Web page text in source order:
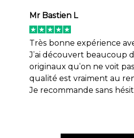
Mr Bastien L
Très bonne expérience
J’ai découvert beaucoup
originaux qu’on ne voit
qualité est vraiment au
Je recommande sans